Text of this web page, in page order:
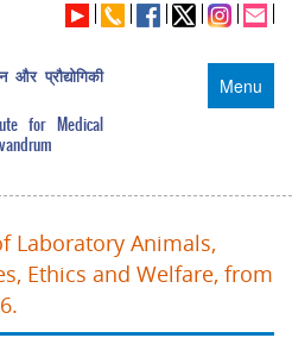
Menu
और प्रौद्योगिकी
for Medical
Laboratory Animals,
Ethics and Welfare, from